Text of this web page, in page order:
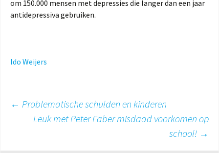
om 150.000 mensen met depressies die langer dan een jaar
antidepressiva gebruiken.
Ido Weijers
Berichtnavigatie
← Problematische schulden en kinderen
Leuk met Peter Faber misdaad voorkomen op
school! →